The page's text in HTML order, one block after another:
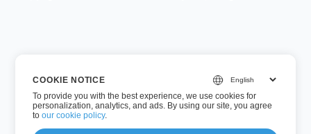
Politica de confidențialitate
Acces executiv
COOKIE NOTICE
To provide you with the best experience, we use cookies for
personalization, analytics, and ads. By using our site, you agree
toour cookie policy.